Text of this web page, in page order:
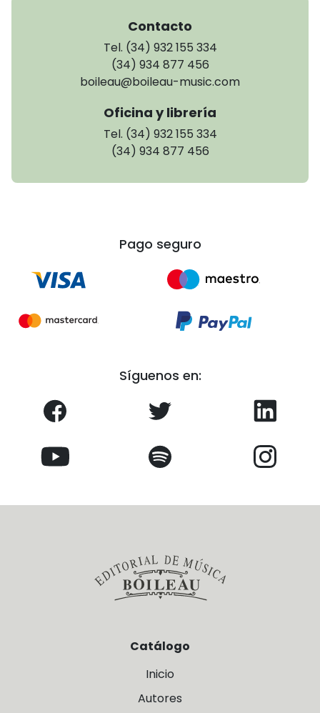
Contacto
Tel. (34) 932 155 334
(34) 934 877 456
boileau@boileau-music.com
Oficina y librería
Tel. (34) 932 155 334
(34) 934 877 456
Pago seguro
Síguenos en:
Catálogo
Inicio
Autores